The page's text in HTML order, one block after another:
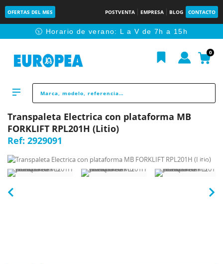
OFERTAS DEL MES POSTVENTA EMPRESA BLOG CONTACTO
🕥 Horario de verano: L a V de 7h a 15h
0
Transpaleta Electrica con plataforma MB
FORKLIFT RPL201H (Litio)
Ref: 2929091